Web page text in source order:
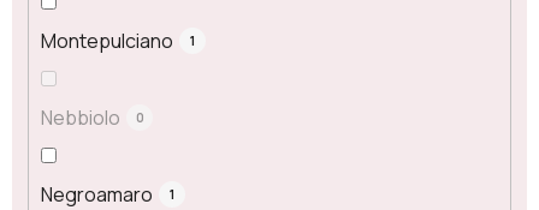
Montepulciano 1
Nebbiolo 0
Negroamaro 1